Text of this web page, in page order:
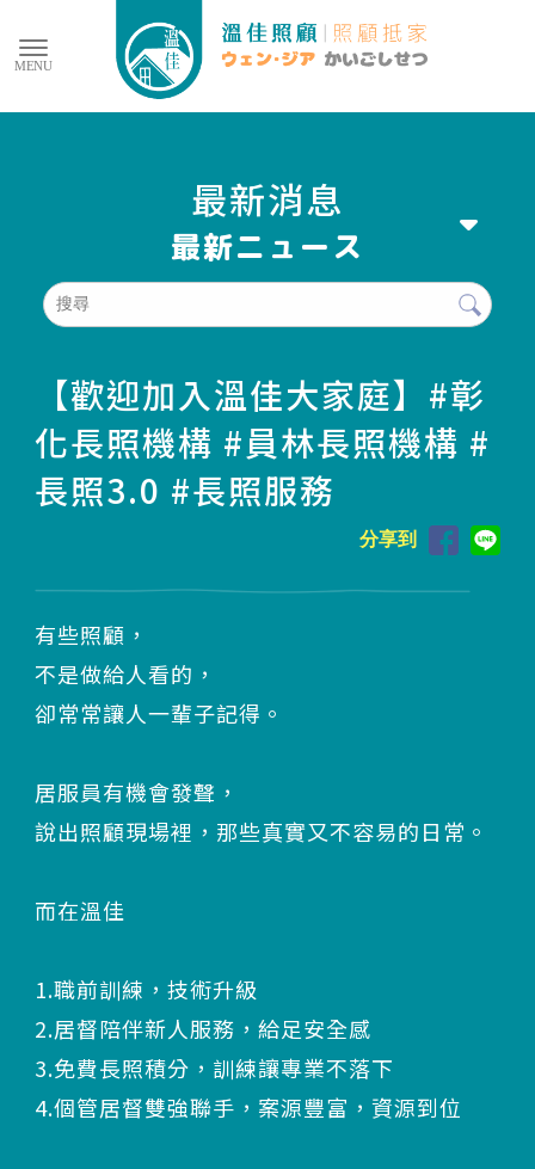
最新消息
【歡迎加入溫佳大家庭】#彰
化長照機構 #員林長照機構 #
長照3.0 #長照服務
分享到
有些照顧，
不是做給人看的，
卻常常讓人一輩子記得。
居服員有機會發聲，
說出照顧現場裡，那些真實又不容易的日常。
而在溫佳
1.職前訓練，技術升級
2.居督陪伴新人服務，給足安全感
3.免費長照積分，訓練讓專業不落下
4.個管居督雙強聯手，案源豐富，資源到位